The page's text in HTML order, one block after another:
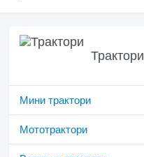
Трактори
Мини трактори
Мототрактори